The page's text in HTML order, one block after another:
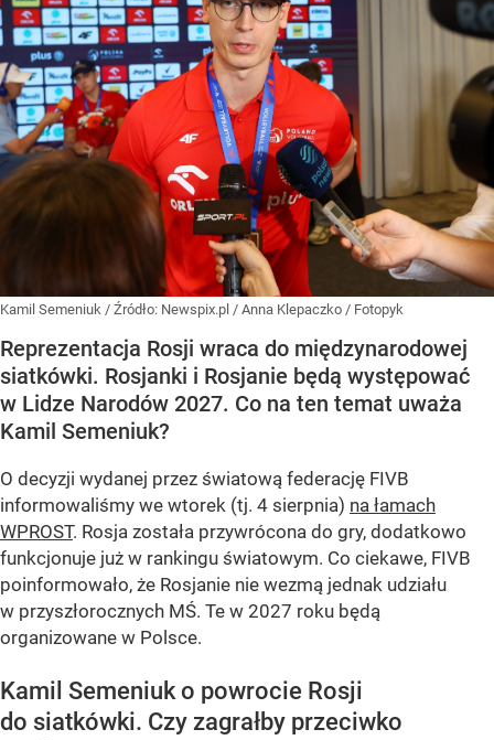
Kamil Semeniuk / Źródło: Newspix.pl / Anna Klepaczko / Fotopyk
Reprezentacja Rosji wraca do międzynarodowej
siatkówki. Rosjanki i Rosjanie będą występować
w Lidze Narodów 2027. Co na ten temat uważa
Kamil Semeniuk?
O decyzji wydanej przez światową federację FIVB
informowaliśmy we wtorek (tj. 4 sierpnia) na łamach
WPROST. Rosja została przywrócona do gry, dodatkowo
funkcjonuje już w rankingu światowym. Co ciekawe, FIVB
poinformowało, że Rosjanie nie wezmą jednak udziału
w przyszłorocznych MŚ. Te w 2027 roku będą
organizowane w Polsce.
Kamil Semeniuk o powrocie Rosji
do siatkówki. Czy zagrałby przeciwko